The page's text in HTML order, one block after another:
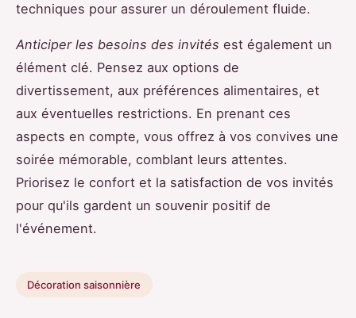
techniques pour assurer un déroulement fluide.
Anticiper les besoins des invités est également un
élément clé. Pensez aux options de
divertissement, aux préférences alimentaires, et
aux éventuelles restrictions. En prenant ces
aspects en compte, vous offrez à vos convives une
soirée mémorable, comblant leurs attentes.
Priorisez le confort et la satisfaction de vos invités
pour qu'ils gardent un souvenir positif de
l'événement.
Décoration saisonnière